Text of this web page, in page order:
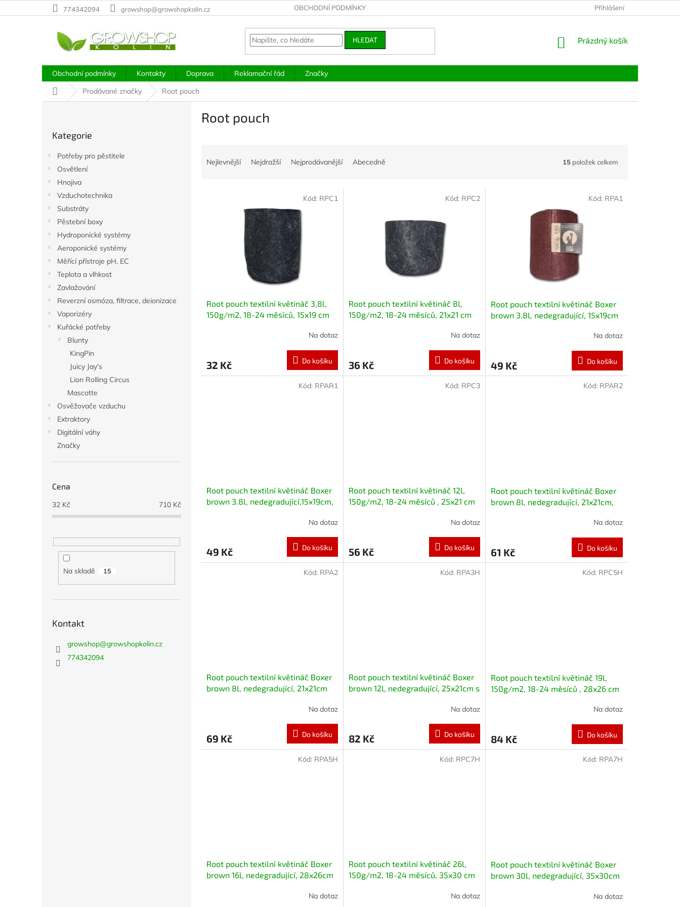
na
774342094 growshop@growshopkolin.cz OBCHODNÍ PODMÍNKY Přihlášení
HLEDAT
NÁKUPNÍ
Prázdný košík
Obchodní podmínky Kontakty Doprava Reklamační řád
Značky
Domů
Prodávané značky Root pouch
kategorie
Kategorie
Potřeby pro pěstitele
Osvětlení
Hnojiva
Vzduchotechnika
Substráty
Pěstební boxy
Hydroponické systémy
Aeroponické systémy
Měřící přístroje pH, EC
Teplota a vlhkost
Zavlažování
Reverzní osmóza, filtrace, deionizace
Vaporizéry
Kuřácké potřeby
Blunty
KingPin
Juicy Jay's
Lion Rolling Circus
Mascotte
Osvěžovače vzduchu
Extraktory
Digitální váhy
Značky
Cena
32 Kč 710 Kč
Na skladě 15
Kontakt
growshop@growshopkolin.cz
774342094
Root pouch
Nejlevnější Nejdražší Nejprodávanější Abecedně 15 položek celkem
Root pouch textilní květináč 3,8l,
150g/m2, 18-24 měsíců, 15x19 cm
Na dotaz
32 Kč Do košíku
Kód: RPC1
Root pouch textilní květináč 8l,
150g/m2, 18-24 měsíců, 21x21 cm
Na dotaz
36 Kč Do košíku
Kód: RPC2
Root pouch textilní květináč Boxer
brown 3.8l, nedegradující, 15x19cm
Na dotaz
49 Kč Do košíku
Kód: RPA1
Root pouch textilní květináč Boxer
brown 3.8l, nedegradující,15x19cm,
Na dotaz
49 Kč Do košíku
Kód: RPAR1
Root pouch textilní květináč 12l,
150g/m2, 18-24 měsíců , 25x21 cm
Na dotaz
56 Kč Do košíku
Kód: RPC3
Root pouch textilní květináč Boxer
brown 8l, nedegradující, 21x21cm,
Na dotaz
61 Kč Do košíku
Kód: RPAR2
Root pouch textilní květináč Boxer
brown 8l, nedegradující, 21x21cm
Na dotaz
69 Kč Do košíku
Kód: RPA2
Root pouch textilní květináč Boxer
brown 12l, nedegradující, 25x21cm s
Na dotaz
82 Kč Do košíku
Kód: RPA3H
Root pouch textilní květináč 19l,
150g/m2, 18-24 měsíců , 28x26 cm
Na dotaz
84 Kč Do košíku
Kód: RPC5H
Root pouch textilní květináč Boxer
brown 16l, nedegradující, 28x26cm
Na dotaz
Kód: RPA5H
Root pouch textilní květináč 26l,
150g/m2, 18-24 měsíců, 35x30 cm
Na dotaz
Kód: RPC7H
Root pouch textilní květináč Boxer
brown 30l, nedegradující, 35x30cm
Na dotaz
Kód: RPA7H